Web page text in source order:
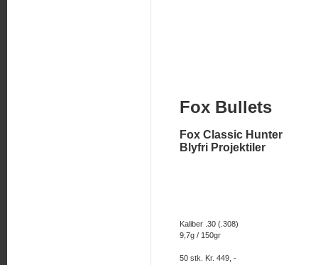
Fox Bullets
Fox Classic Hunter
Blyfri Projektiler
Kaliber .30 (.308)
9,7g / 150gr
50 stk. Kr. 449, -